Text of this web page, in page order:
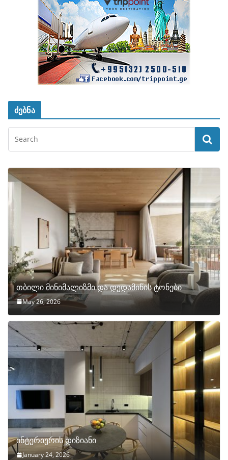
ძებნა
თბილი მინიმალიზმი და დედამიწის ტონები
May 26, 2026
ინტერიერის დიზიანი
January 24, 2026